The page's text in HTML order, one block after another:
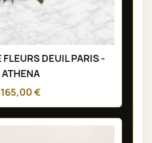
FLEURS DEUIL PARIS -
ATHENA
165,00 €